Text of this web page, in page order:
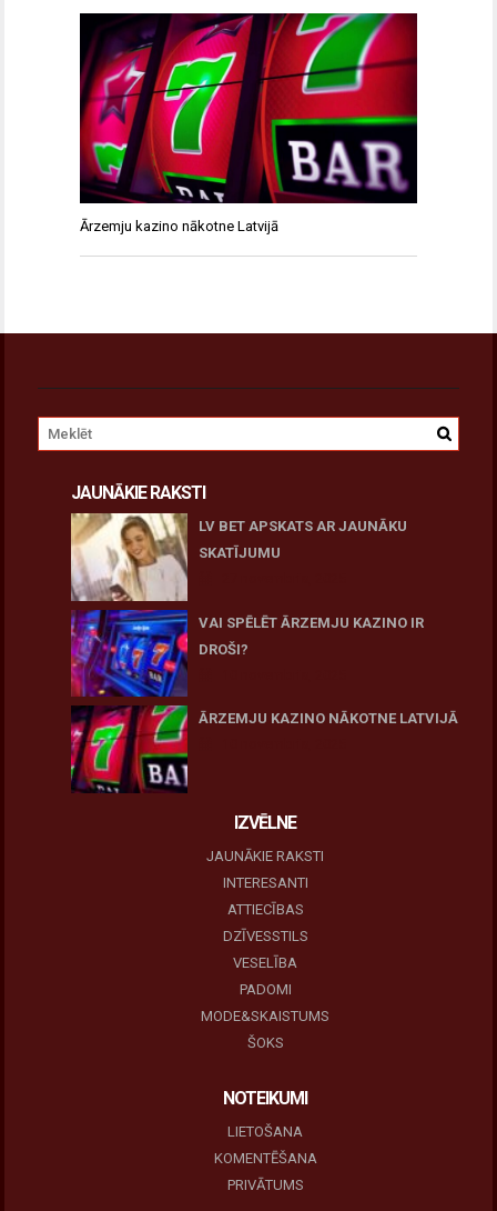
Ārzemju kazino nākotne Latvijā
JAUNĀKIE RAKSTI
LV BET APSKATS AR JAUNĀKU
SKATĪJUMU
VAI SPĒLĒT ĀRZEMJU KAZINO IR
DROŠI?
ĀRZEMJU KAZINO NĀKOTNE LATVIJĀ
IZVĒLNE
JAUNĀKIE RAKSTI
INTERESANTI
ATTIECĪBAS
DZĪVESSTILS
VESELĪBA
PADOMI
MODE&SKAISTUMS
ŠOKS
NOTEIKUMI
LIETOŠANA
KOMENTĒŠANA
PRIVĀTUMS